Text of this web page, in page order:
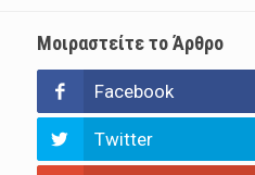
Μοιραστείτε το Άρθρο
Facebook
Twitter